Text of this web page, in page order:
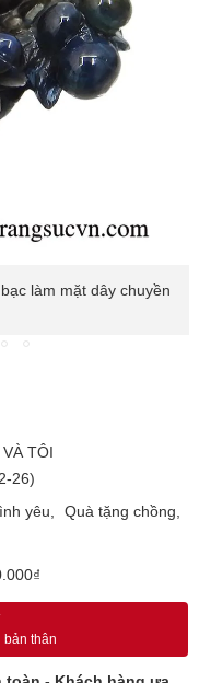
làm mặt dây chuyền
TÔI
26)
yêu
Quà tặng chồng
bản thân